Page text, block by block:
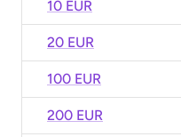
10 EUR
20 EUR
100 EUR
200 EUR